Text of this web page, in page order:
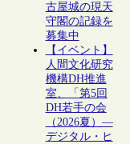
古屋城の現天
守閣の記録を
募集中
【イベント】
人間文化研究
機構DH推進
室、「第5回
DH若手の会
（2026夏）―
デジタル・ヒ